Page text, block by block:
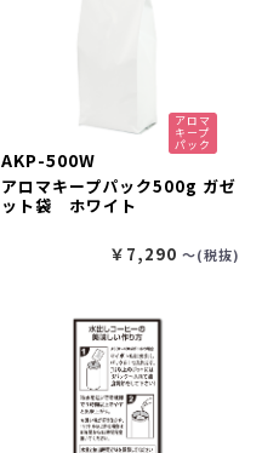
アロマ
キープ
パック
AKP-500W
アロマキープパック500g ガゼ
ット袋 ホワイト
￥7,290 〜(税抜)